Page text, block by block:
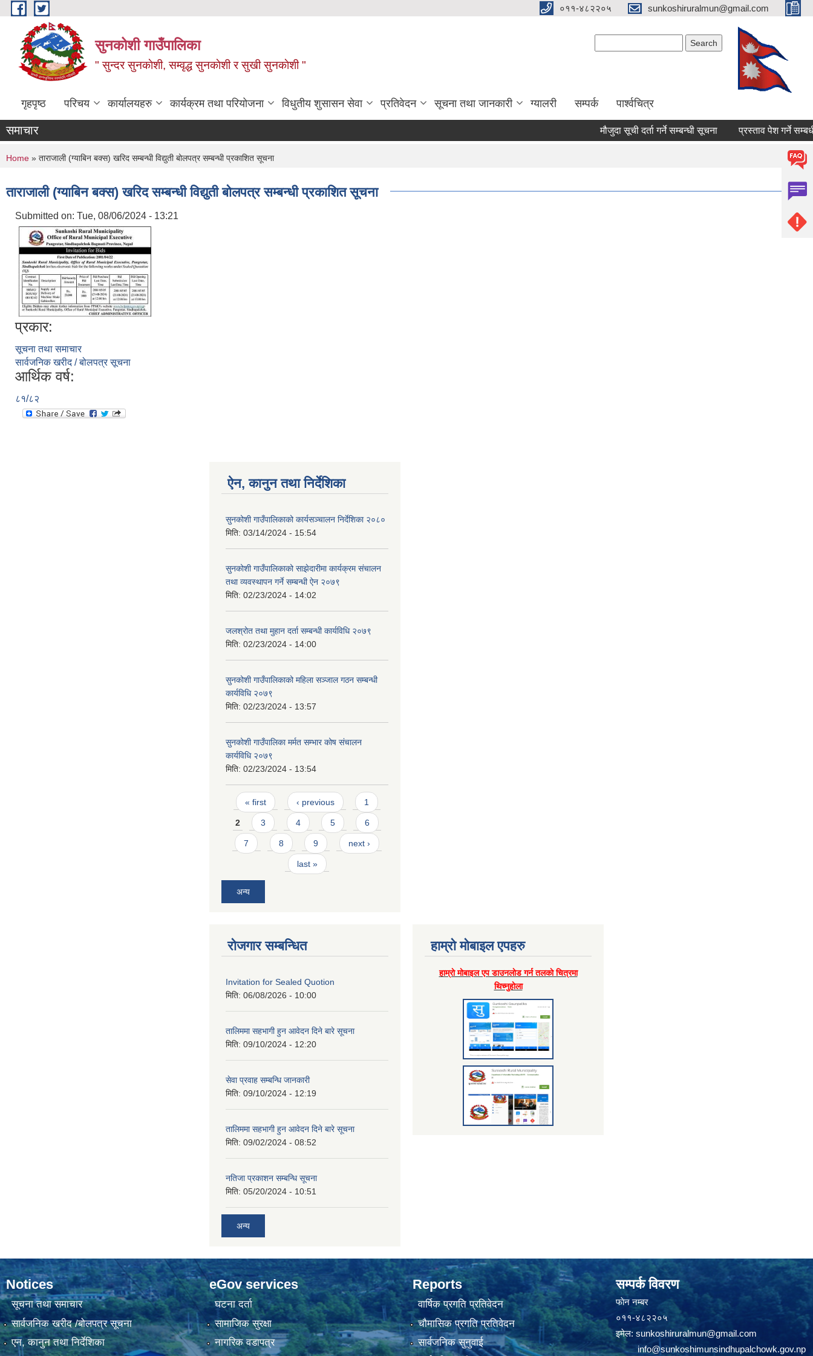
Skip to main content ०११-४८२२०५ sunkoshiruralmun@gmail.com
सुनकोशी गाउँपालिका
" सुन्दर सुनकाेशी, सम्वृद्ध सुनकाेशी र सुखी सुनकाेशी "
गृहपृष्ठ परिचय कार्यालयहरु कार्यक्रम तथा परियोजना विधुतीय शुसासन सेवा प्रतिवेदन सूचना तथा जानकारी ग्यालरी सम्पर्क पार्श्वचित्र
समाचार मौजुदा सूची दर्ता गर्ने सम्बन्धी सूचना प्रस्ताव पेश गर्ने सम्बधी
You are here
Home » ताराजाली (ग्याबिन बक्स) खरिद सम्बन्धी विद्युती बोलपत्र सम्बन्धी प्रकाशित सूचना
ताराजाली (ग्याबिन बक्स) खरिद सम्बन्धी विद्युती बोलपत्र सम्बन्धी प्रकाशित सूचना
Submitted on: Tue, 08/06/2024 - 13:21
प्रकार:
सूचना तथा समाचार
सार्वजनिक खरीद / बोलपत्र सूचना
आर्थिक वर्ष:
८१/८२
ऐन, कानुन तथा निर्देशिका
सुनकोशी गाउँपालिकाको कार्यसञ्चालन निर्देशिका २०८०
मिति: 03/14/2024 - 15:54
सुनकोशी गाउँपालिकाको साझेदारीमा कार्यक्रम संचालन
तथा व्यवस्थापन गर्ने सम्बन्धी ऐन २०७९
मिति: 02/23/2024 - 14:02
जलश्रोत तथा मुहान दर्ता सम्बन्धी कार्यविधि २०७९
मिति: 02/23/2024 - 14:00
सुनकोशी गाउँपालिकाको महिला सञ्जाल गठन सम्बन्धी
कार्यविधि २०७९
मिति: 02/23/2024 - 13:57
सुनकोशी गाउँपालिका मर्मत सम्भार कोष संचालन
कार्यविधि २०७९
मिति: 02/23/2024 - 13:54
Pages
« first ‹ previous 1
2 3 4 5 6
7 8 9 next ›
last »
अन्य
रोजगार सम्बन्धित
Invitation for Sealed Quotion
मिति: 06/08/2026 - 10:00
तालिममा सहभागी हुन आवेदन दिने बारे सूचना
मिति: 09/10/2024 - 12:20
सेवा प्रवाह सम्बन्धि जानकारी
मिति: 09/10/2024 - 12:19
तालिममा सहभागी हुन आवेदन दिने बारे सूचना
मिति: 09/02/2024 - 08:52
नतिजा प्रकाशन सम्बन्धि सूचना
मिति: 05/20/2024 - 10:51
अन्य
हाम्राे माेबाइल एपहरु
हाम्राे माेबाइल एप डाउनलाेड गर्न तलकाे चित्रमा
थिच्नुहाेला
Notices
सूचना तथा समाचार
सार्वजनिक खरीद /बोलपत्र सूचना
एन, कानुन तथा निर्देशिका
eGov services
घटना दर्ता
सामाजिक सुरक्षा
नागरिक वडापत्र
Reports
वार्षिक प्रगति प्रतिवेदन
चौमासिक प्रगति प्रतिवेदन
सार्वजनिक सुनुवाई
सम्पर्क विवरण
फाेन न‌‍‍‍‌‌म्बर
०११-४८२२०५
इमेल: sunkoshiruralmun@gmail.com
info@sunkoshimunsindhupalchowk.gov.np